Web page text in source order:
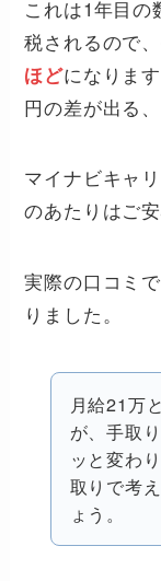
これは1年目の
税されるので
ほどになりま
円の差が出る
マイナビキャ
のあたりはご安
実際の口コミ
りました。
月給21万
が、手取
ッと変わ
取りで考
ょう。